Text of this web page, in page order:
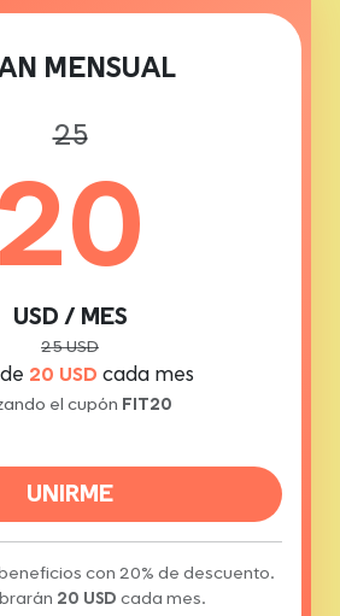
MENSUAL
25
20
USD / MES
25 USD
20 USD cada mes
el cupón FIT20
UNIRME
con 20% de descuento.
20 USD cada mes.